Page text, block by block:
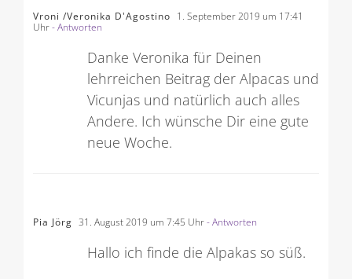
Vroni /Veronika D'Agostino 1. September 2019 um 17:41
Uhr- Antworten
Danke Veronika für Deinen
lehrreichen Beitrag der Alpacas und
Vicunjas und natürlich auch alles
Andere. Ich wünsche Dir eine gute
neue Woche.
Pia Jörg 31. August 2019 um 7:45 Uhr- Antworten
Hallo ich finde die Alpakas so süß.